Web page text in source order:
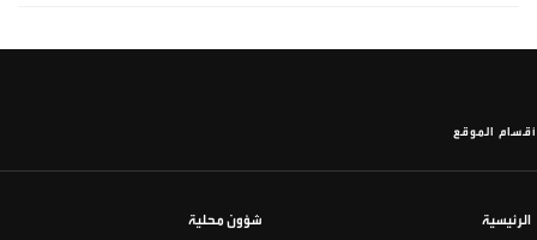
أقسام الموقع
الرئيسية شؤون محلية